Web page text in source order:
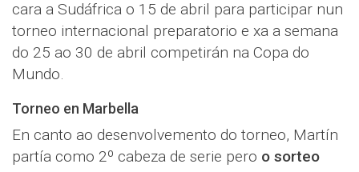
cara a Sudáfrica o 15 de abril para participar nun
torneo internacional preparatorio e xa a semana
do 25 ao 30 de abril competirán na Copa do
Mundo.
Torneo en Marbella
En canto ao desenvolvemento do torneo, Martín
partía como 2º cabeza de serie pero o sorteo